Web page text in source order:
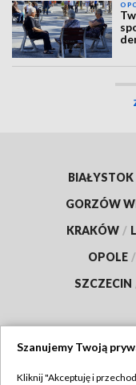
BIAŁYSTOK
GORZÓW
KRAKÓW /
OPOLE /
SZCZECIN
Szanujemy Twoją
Kliknij "Akceptuję i